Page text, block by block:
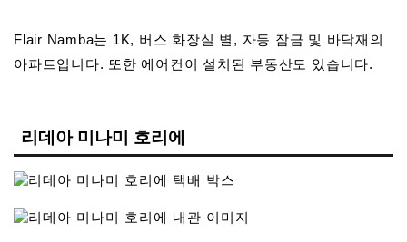
Flair Namba는 1K, 버스 화장실 별, 자동 잠금 및 바닥재의
아파트입니다. 또한 에어컨이 설치된 부동산도 있습니다.
리데아 미나미 호리에